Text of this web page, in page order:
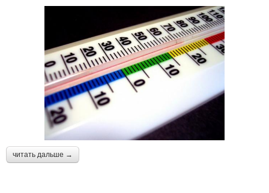
читать дальше →